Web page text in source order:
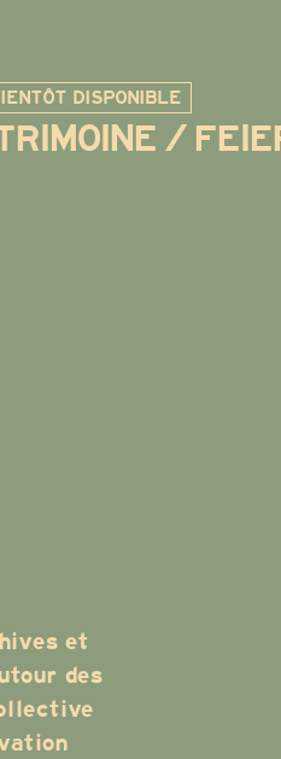
DISPONIBLE
/
et
des